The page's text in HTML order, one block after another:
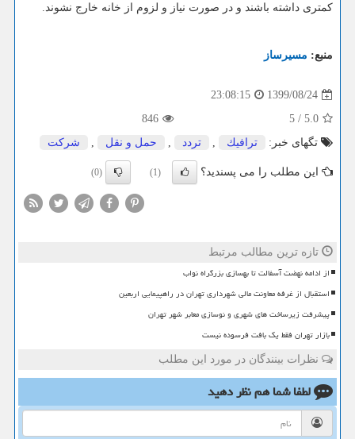
کمتری داشته باشند و در صورت نیاز و لزوم از خانه خارج نشوند.
منبع: مسیرساز
1399/08/24
23:08:15
5.0
/
5
846
تگهای خبر:
ترافیك , تردد , حمل و نقل , شركت
این مطلب را می پسندید؟ (1)
(0)
تازه ترین مطالب مرتبط
از ادامه نهضت آسفالت تا بهسازی بزرگراه نواب
استقبال از غرفه معاونت مالی شهرداری تهران در راهپیمایی اربعین
پیشرفت زیرساخت های شهری و نوسازی معابر شهر تهران
بازار تهران فقط یک بافت فرسوده نیست
نظرات بینندگان در مورد این مطلب
لطفا شما همنظر دهید